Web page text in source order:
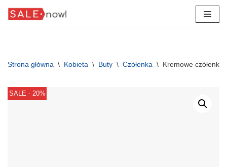
Strona główna \ Kobieta \ Buty \ Czółenka \ Kremowe czółenka
SALE - 20%